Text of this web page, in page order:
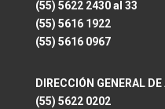
(55) 5622 2430 al 33
(55) 5616 1922
(55) 5616 0967
DIRECCIÓN GENERAL
(55) 5622 0202